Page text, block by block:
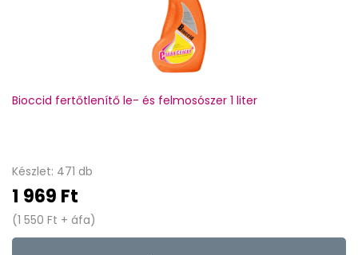
Bioccid fertőtlenítő le- és felmosószer 1 liter
Készlet: 471 db
1 969 Ft
(1 550 Ft + áfa)